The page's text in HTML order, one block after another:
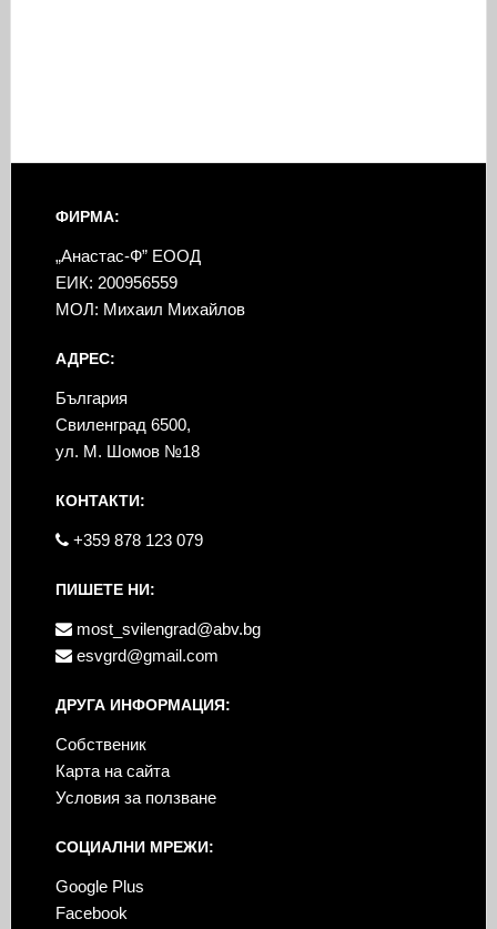
ФИРМА:
„Анастас-Ф” ЕООД
ЕИК: 200956559
МОЛ: Михаил Михайлов
АДРЕС:
България
Свиленград 6500,
ул. М. Шомов №18
КОНТАКТИ:
+359 878 123 079
ПИШЕТЕ НИ:
most_svilengrad@abv.bg
esvgrd@gmail.com
ДРУГА ИНФОРМАЦИЯ:
Собственик
Карта на сайта
Условия за ползване
СОЦИАЛНИ МРЕЖИ:
Google Plus
Facebook